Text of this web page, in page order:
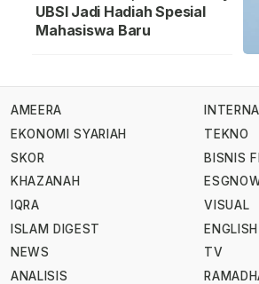
UBSI Jadi Hadiah Spesial
Mahasiswa Baru
AMEERA
EKONOMI SYARIAH
SKOR
KHAZANAH
IQRA
ISLAM DIGEST
NEWS
ANALISIS
TEKNO
BISNIS
VISUAL
ENGLISH
TV